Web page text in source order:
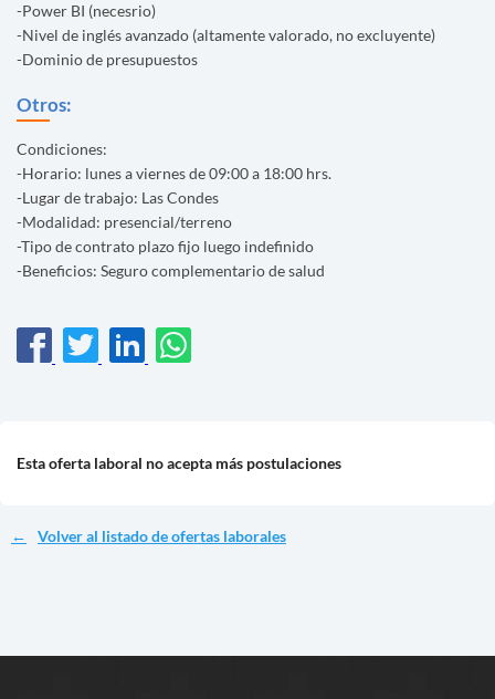
-Power BI (necesrio)
-Nivel de inglés avanzado (altamente valorado, no excluyente)
-Dominio de presupuestos
Otros:
Condiciones:
-Horario: lunes a viernes de 09:00 a 18:00 hrs.
-Lugar de trabajo: Las Condes
-Modalidad: presencial/terreno
-Tipo de contrato plazo fijo luego indefinido
-Beneficios: Seguro complementario de salud
Esta oferta laboral no acepta más postulaciones
Volver al listado de ofertas laborales